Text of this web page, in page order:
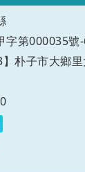
字第000035號
】朴子市大鄉